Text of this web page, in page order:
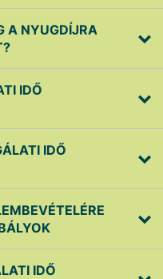
A NYUGDÍJRA
IDŐ
IDŐ
IDŐ